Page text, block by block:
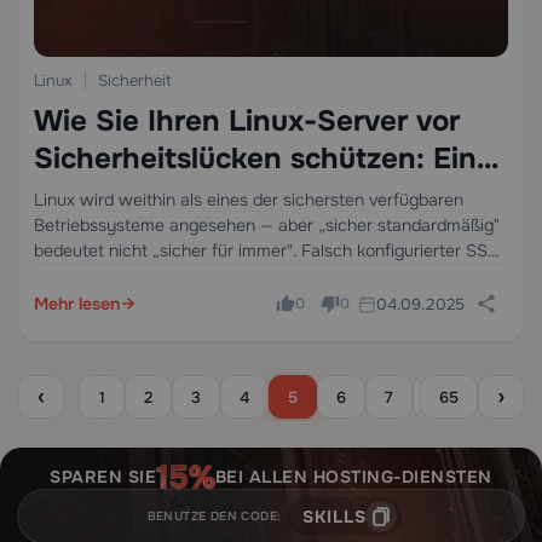
Linux Sicherheit
Wie Sie Ihren Linux-Server vor
Sicherheitslücken schützen: Ein
vollständiger Härtungsleitfaden
Linux wird weithin als eines der sichersten verfügbaren
Betriebssysteme angesehen — aber „sicher standardmäßig"
bedeutet nicht „sicher für immer". Falsch konfigurierter SSH-
Dateiberechtigungen und unnötig offene Ports können einen
Mehr lesen 0 0 04.09.2025
‹ 1 2 3 4 5 6 7 865 ›
SPAREN SIE BEI ALLEN HOSTING-DIENSTEN
BENUTZE DEN CODE: SKILLS